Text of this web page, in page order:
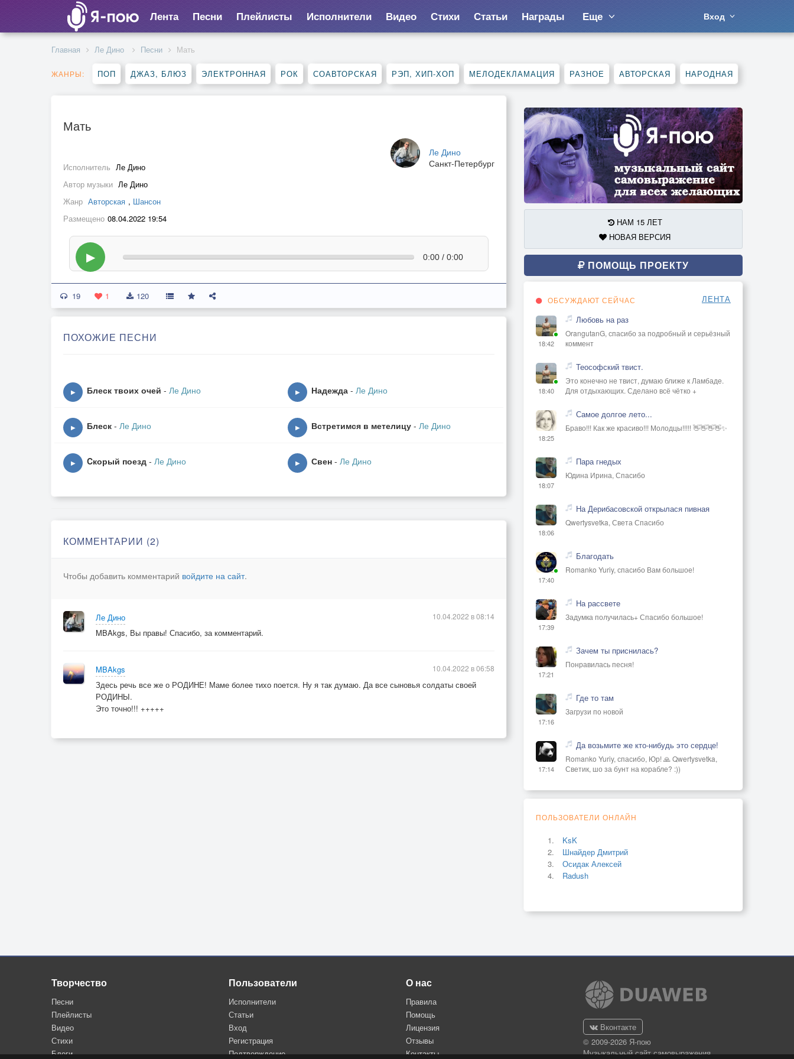
Лента Песни Плейлисты Исполнители Видео Стихи Статьи Награды Еще Вход
Главная Ле Дино Песни Мать
ЖАНРЫ: ПОП ДЖАЗ, БЛЮЗ ЭЛЕКТРОННАЯ РОК СОАВТОРСКАЯ РЭП, ХИП-ХОП МЕЛОДЕКЛАМАЦИЯ РАЗНОЕ АВТОРСКАЯ НАРОДНАЯ
Мать
Ле Дино
Санкт-Петербург
Исполнитель Ле Дино
Автор музыки Ле Дино
Жанр Авторская , Шансон
Размещено 08.04.2022 19:54
▶ 0:00 / 0:00
19 1 120
ПОХОЖИЕ ПЕСНИ
▶ Блеск твоих очей - Ле Дино ▶ Надежда - Ле Дино
▶ Блеск - Ле Дино ▶ Встретимся в метелицу - Ле Дино
▶ Cкорый поезд - Ле Дино ▶ Свен - Ле Дино
КОММЕНТАРИИ (2)
Чтобы добавить комментарий войдите на сайт.
Ле Дино
MBAkgs, Вы правы! Спасибо, за комментарий.
10.04.2022 в 08:14
MBAkgs
Здесь речь все же о РОДИНЕ! Маме более тихо поется. Ну я так думаю. Да все сыновья солдаты своей
РОДИНЫ.
Это точно!!! +++++
10.04.2022 в 06:58
НАМ 15 ЛЕТ
НОВАЯ ВЕРСИЯ
ПОМОЩЬ ПРОЕКТУ
ОБСУЖДАЮТ СЕЙЧАС ЛЕНТА
18:42
Любовь на раз
OrangutanG, спасибо за подробный и серьёзный
коммент
18:40
Теософский твист.
Это конечно не твист, думаю ближе к Ламбаде.
Для отдыхающих. Сделано всё чётко +
18:25
Самое долгое лето...
Браво!!! Как же красиво!!! Молодцы!!!!! 👋👋👋👋✨
18:07
Пара гнедых
Юдина Ирина, Спасибо
18:06
На Дерибасовской открылася пивная
Qwertysvetka, Света Спасибо
17:40
Благодать
Romanko Yuriy, спасибо Вам большое!
17:39
На рассвете
Задумка получилась+ Спасибо большое!
17:21
Зачем ты приснилась?
Понравилась песня!
17:16
Где то там
Загрузи по новой
17:14
Да возьмите же кто-нибудь это сердце!
Romanko Yuriy, спасибо, Юр! 🙏 Qwertysvetka,
Светик, шо за бунт на корабле? :))
ПОЛЬЗОВАТЕЛИ ОНЛАЙН
KsK
Шнайдер Дмитрий
Осидак Алексей
Radush
Творчество
Песни
Плейлисты
Видео
Стихи
Блоги
Пользователи
Исполнители
Статьи
Вход
Регистрация
Подтверждение
О нас
Правила
Помощь
Лицензия
Отзывы
Контакты
Вконтакте
© 2009-2026 Я-пою
Музыкальный сайт самовыражения